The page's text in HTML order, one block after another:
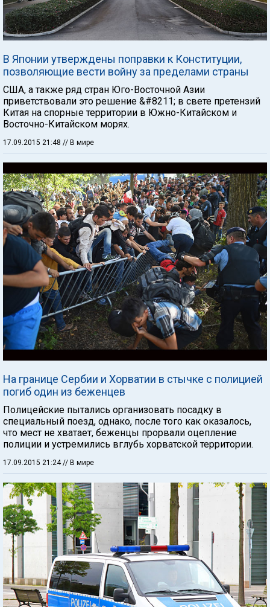
В Японии утверждены поправки к Конституции,
позволяющие вести войну за пределами страны
США, а также ряд стран Юго-Восточной Азии
приветствовали это решение &#8211; в свете претензий
Китая на спорные территории в Южно-Китайском и
Восточно-Китайском морях.
17.09.2015 21:48 // В мире
На границе Сербии и Хорватии в стычке с полицией
погиб один из беженцев
Полицейские пытались организовать посадку в
специальный поезд, однако, после того как оказалось,
что мест не хватает, беженцы прорвали оцепление
полиции и устремились вглубь хорватской территории.
17.09.2015 21:24// В мире